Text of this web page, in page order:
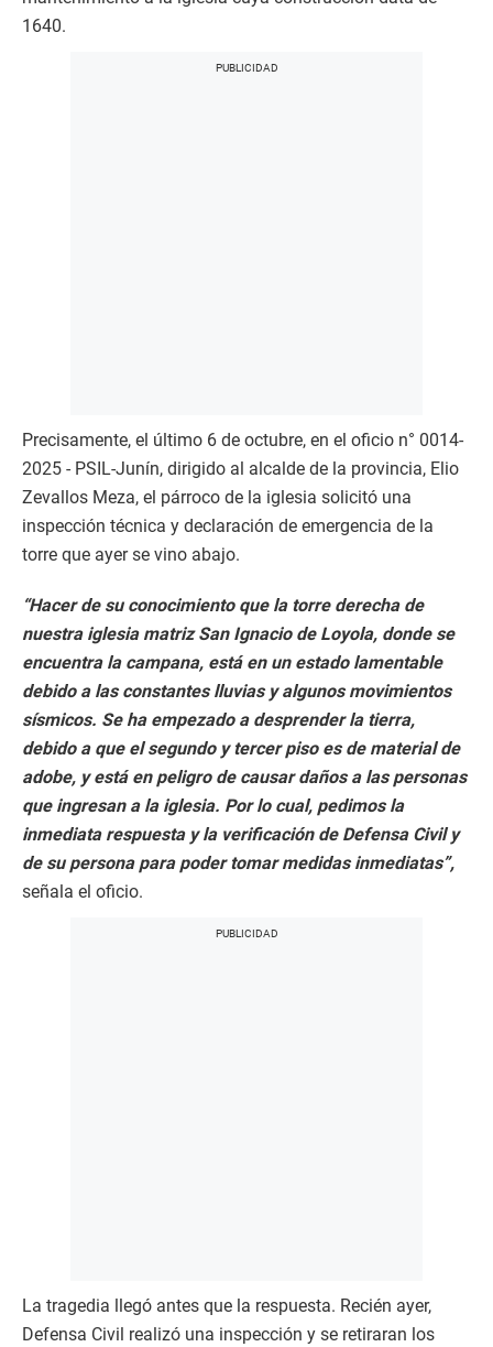
1640.
Precisamente, el último 6 de octubre, en el oficio n° 0014-
2025 - PSIL-Junín, dirigido al alcalde de la provincia, Elio
Zevallos Meza, el párroco de la iglesia solicitó una
inspección técnica y declaración de emergencia de la
torre que ayer se vino abajo.
“Hacer de su conocimiento que la torre derecha de
nuestra iglesia matriz San Ignacio de Loyola, donde se
encuentra la campana, está en un estado lamentable
debido a las constantes lluvias y algunos movimientos
sísmicos. Se ha empezado a desprender la tierra,
debido a que el segundo y tercer piso es de material de
adobe, y está en peligro de causar daños a las personas
que ingresan a la iglesia. Por lo cual, pedimos la
inmediata respuesta y la verificación de Defensa Civil y
de su persona para poder tomar medidas inmediatas”,
señala el oficio.
La tragedia llegó antes que la respuesta. Recién ayer,
Defensa Civil realizó una inspección y se retiraran los